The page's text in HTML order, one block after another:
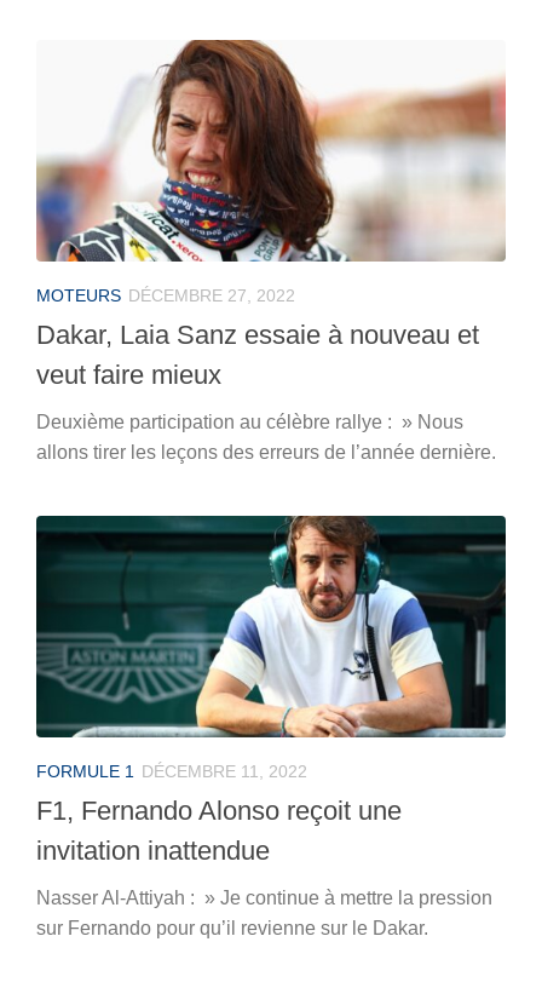
MOTEURS DÉCEMBRE 27, 2022
Dakar, Laia Sanz essaie à nouveau et
veut faire mieux
Deuxième participation au célèbre rallye : » Nous
allons tirer les leçons des erreurs de l’année dernière.
FORMULE 1 DÉCEMBRE 11, 2022
F1, Fernando Alonso reçoit une
invitation inattendue
Nasser Al-Attiyah : » Je continue à mettre la pression
sur Fernando pour qu’il revienne sur le Dakar.